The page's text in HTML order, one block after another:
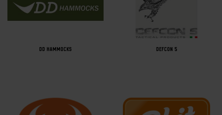
DD HAMMOCKS DEFCON 5